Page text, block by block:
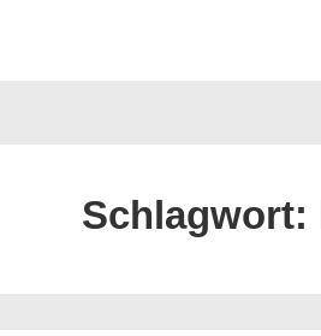
Schlagwort: